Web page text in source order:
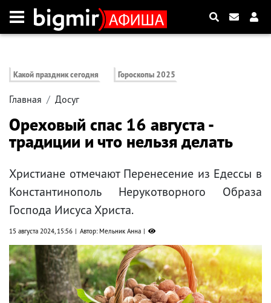
Какой праздник сегодня Гороскопы 2025
Главная Досуг
Ореховый спас 16 августа -
традиции и что нельзя делать
Христиане отмечают Перенесение из Едессы в
Константинополь Нерукотворного Образа
Господа Иисуса Христа.
15 августа 2024, 15:56 Автор: Мельник Анна